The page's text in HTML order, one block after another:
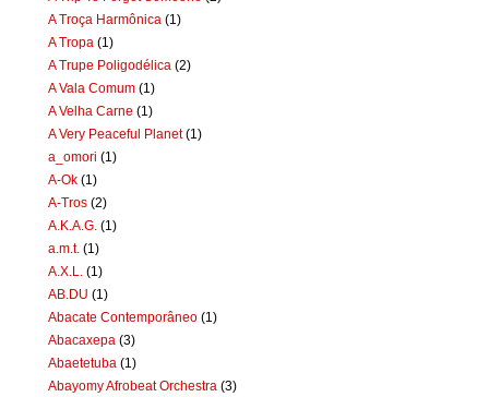
A Troça Harmônica (1)
A Tropa (1)
A Trupe Poligodélica (2)
A Vala Comum (1)
A Velha Carne (1)
A Very Peaceful Planet (1)
a_omori (1)
A-Ok (1)
A-Tros (2)
A.K.A.G. (1)
a.m.t. (1)
A.X.L.
(1)
AB.DU (1)
Abacate Contemporâneo (1)
Abacaxepa (3)
Abaetetuba (1)
Abayomy Afrobeat Orchestra (3)